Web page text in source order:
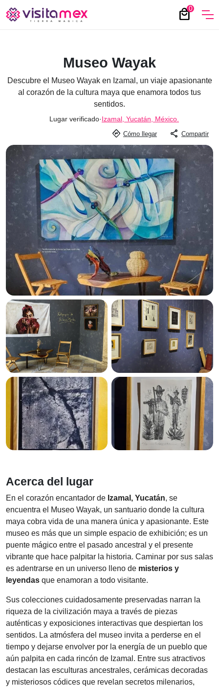
0
local_mall
Museo Wayak
Descubre el Museo Wayak en Izamal, un viaje apasionante
al corazón de la cultura maya que enamora todos tus
sentidos.
Lugar verificado·Izamal, Yucatán, México.
directions Cómo llegar share Compartir
Acerca del lugar
En el corazón encantador de Izamal, Yucatán, se
encuentra el Museo Wayak, un santuario donde la cultura
maya cobra vida de una manera única y apasionante. Este
museo es más que un simple espacio de exhibición; es un
puente mágico entre el pasado ancestral y el presente
vibrante que hace palpitar la historia. Caminar por sus salas
es adentrarse en un universo lleno de misterios y
leyendas que enamoran a todo visitante.
Sus colecciones cuidadosamente preservadas narran la
riqueza de la civilización maya a través de piezas
auténticas y exposiciones interactivas que despiertan los
sentidos. La atmósfera del museo invita a perderse en el
tiempo y dejarse envolver por la energía de un pueblo que
aún palpita en cada rincón de Izamal. Entre sus atractivos
destacan las esculturas ancestrales, cerámicas decoradas
y misteriosos códices que revelan secretos milenarios,